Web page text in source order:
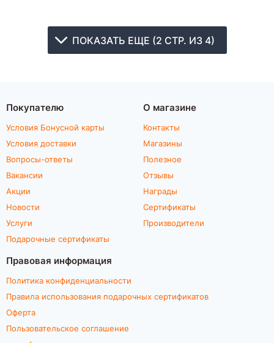
ПОКАЗАТЬ ЕЩЕ (2 СТР. ИЗ 4)
Покупателю
Условия Бонусной карты
Условия доставки
Вопросы-ответы
Вакансии
Акции
Новости
Услуги
Подарочные сертификаты
О магазине
Контакты
Магазины
Полезное
Отзывы
Награды
Сертификаты
Производители
Правовая информация
Политика конфиденциальности
Правила использования подарочных сертификатов
Оферта
Пользовательское соглашение